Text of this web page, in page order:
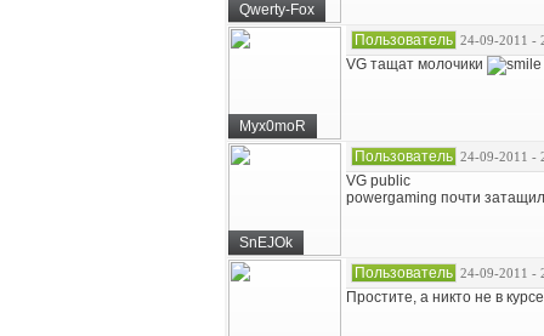
Qwerty-Fox
Myx0moR
Пользователь 24-09-2011 -
VG тащат молочики
SnEJOk
Пользователь 24-09-2011 -
VG public
powergaming почти
Пользователь 24-09-2011 -
Простите, а никто не в